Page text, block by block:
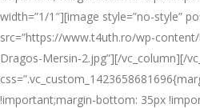
width=”1/1″][image style=”no-style”
src=”https://www.t4uth.ro/wp-
Dragos-Mersin-2.jpg”][/vc_column][/
!important;margin-bottom: 35px